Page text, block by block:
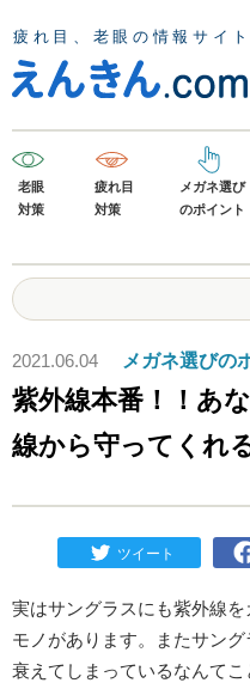
老眼
対策
疲れ目
対策
メガネ選び
のポイント
2021.06.04 メガネ選びの
紫外線本番！！あ
線から守ってくれ
実はサングラスにも紫外線
モノがあります。またサン
衰えてしまっているなんて